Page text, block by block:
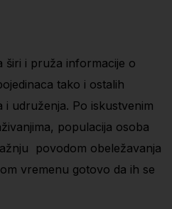
širi i pruža informacije o
tako i ostalih
i udruženja. Po iskustvenim
populacija osoba
povodom obeležavanja
vremenu gotovo da ih se